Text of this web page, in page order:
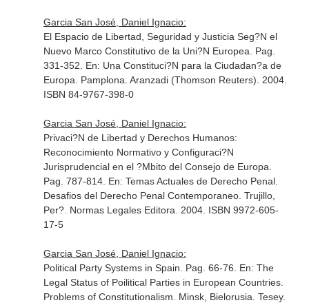
Garcia San José, Daniel Ignacio:
El Espacio de Libertad, Seguridad y Justicia Seg?N el
Nuevo Marco Constitutivo de la Uni?N Europea. Pag.
331-352. En: Una Constituci?N para la Ciudadan?a de
Europa . Pamplona. Aranzadi (Thomson Reuters). 2004.
ISBN 84-9767-398-0
Garcia San José, Daniel Ignacio:
Privaci?N de Libertad y Derechos Humanos:
Reconocimiento Normativo y Configuraci?N
Jurisprudencial en el ?Mbito del Consejo de Europa.
Pag. 787-814. En: Temas Actuales de Derecho Penal.
Desafios del Derecho Penal Contemporaneo. Trujillo,
Per?. Normas Legales Editora. 2004. ISBN 9972-605-
17-5
Garcia San José, Daniel Ignacio:
Political Party Systems in Spain. Pag. 66-76. En: The
Legal Status of Poilitical Parties in European Countries.
Problems of Constitutionalism . Minsk, Bielorusia. Tesey.